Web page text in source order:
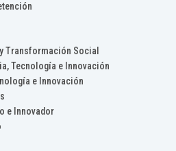
Transformación Social
Tecnología e Innovación
e Innovación
e Innovador